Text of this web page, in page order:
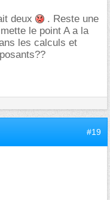
deux
. Reste une
le point A a la
les calculs et
#19